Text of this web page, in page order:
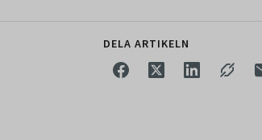
DELA ARTIKELN